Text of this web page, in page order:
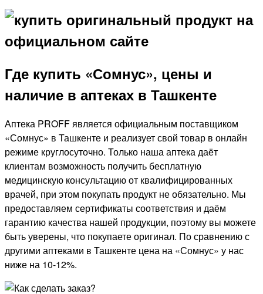
Где купить «Сомнус», цены и
наличие в аптеках в Ташкенте
Аптека PROFF является официальным поставщиком
«Сомнус» в Ташкенте и реализует свой товар в онлайн
режиме круглосуточно. Только наша аптека даёт
клиентам возможность получить бесплатную
медицинскую консультацию от квалифицированных
врачей, при этом покупать продукт не обязательно. Мы
предоставляем сертификаты соответствия и даём
гарантию качества нашей продукции, поэтому вы можете
быть уверены, что покупаете оригинал. По сравнению с
другими аптеками в Ташкенте цена на «Сомнус» у нас
ниже на 10-12%.